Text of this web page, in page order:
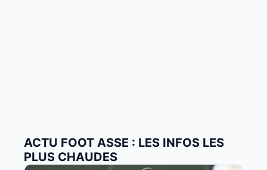
ACTU FOOT ASSE : LES INFOS LES
PLUS CHAUDES